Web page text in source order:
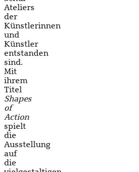
Ateliers
der
Künstlerinnen
und
Künstler
entstanden
sind.
Mit
ihrem
Titel
Shapes
of
Action
spielt
die
Ausstellung
auf
die